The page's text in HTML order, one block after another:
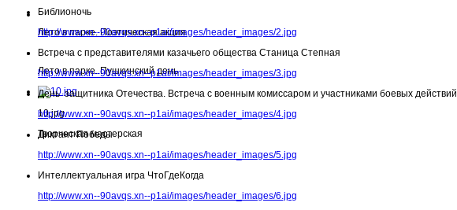
Лето в парке. Поэтическая акция
Лето в парке. Пушкинский день
10.jpg
Творческая мастерская
Библионочь
http://www.xn--90avqs.xn--p1ai/images/header_images/2.jpg
Встреча с представителями казачьего общества Станица Степная
http://www.xn--90avqs.xn--p1ai/images/header_images/3.jpg
День защитника Отечества. Встреча с военным комиссаром и участниками боевых действий
http://www.xn--90avqs.xn--p1ai/images/header_images/4.jpg
Диктант Победы
http://www.xn--90avqs.xn--p1ai/images/header_images/5.jpg
Интеллектуальная игра ЧтоГдеКогда
http://www.xn--90avqs.xn--p1ai/images/header_images/6.jpg